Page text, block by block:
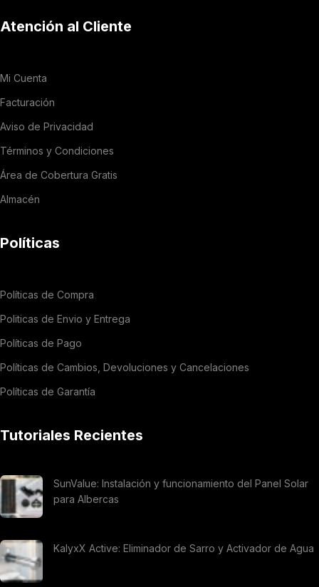
Atención al Cliente
Mi Cuenta
Facturación
Aviso de Privacidad
Términos y Condiciones
Área de Cobertura Gratis
Almacén
Políticas
Políticas de Compra
Politicas de Envio y Entrega
Políticas de Pago
Políticas de Cambios, Devoluciones y Cancelaciones
Políticas de Garantía
Tutoriales Recientes
SunValue: Instalación y funcionamiento del Panel Solar
para Albercas
KalyxX Active: Eliminador de Sarro y Activador de Agua